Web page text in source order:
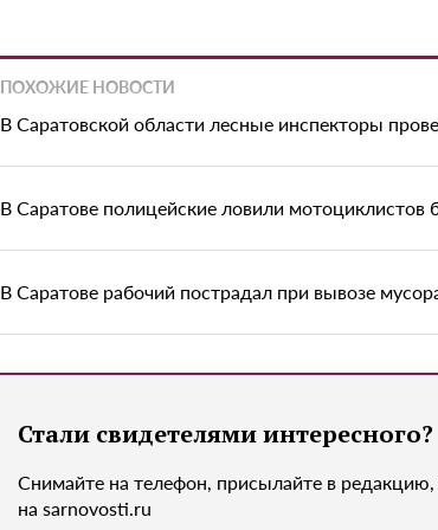
ПОХОЖИЕ НОВОСТИ
В Саратовской области лесные инспекторы
В Саратове полицейские ловили мотоциклистов
В Саратове рабочий пострадал при вывозе
Стали свидетелями интересного?
Снимайте на телефон, присылайте в редакцию,
на sarnovosti.ru